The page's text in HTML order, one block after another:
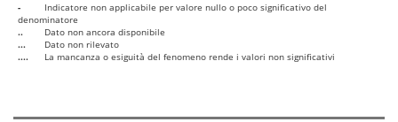
-
Indicatore non applicabile per valore nullo o poco significativo del
denominatore
..
Dato non ancora disponibile
...
Dato non rilevato
....
La mancanza o esiguità del fenomeno rende i valori non significativi